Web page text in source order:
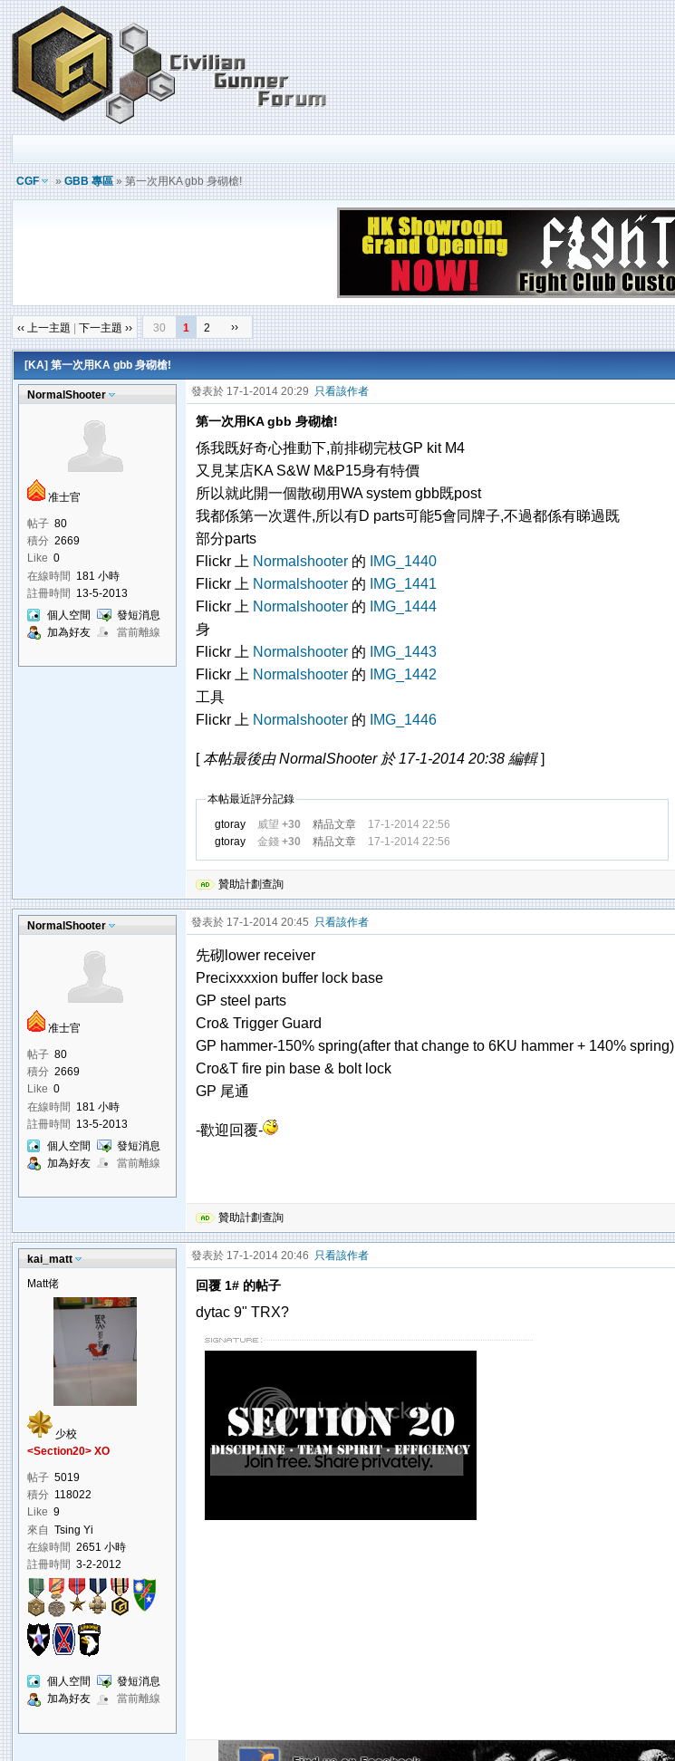
CGF »GBB 專區» 第一次用KA gbb 身砌槍!
‹‹ 上一主題 |下一主題 ›› 30 1 2 ››
[KA] 第一次用KA gbb 身砌槍!
NormalShooter
准士官
帖子 80
積分 2669
Like 0
在線時間 181 小時
註冊時間 13-5-2013
個人空間
發短消息
加為好友
當前離線
發表於 17-1-2014 20:29 只看該作者
第一次用KA gbb 身砌槍!
係我既好奇心推動下,前排砌完枝GP kit M4
又見某店KA S&W M&P15身有特價
所以就此開一個散砌用WA system gbb既post
我都係第一次選件,所以有D parts可能5會同牌子,不過都係有睇過既
部分parts
Flickr 上 Normalshooter 的
IMG_1440
Flickr 上 Normalshooter 的
IMG_1441
Flickr 上 Normalshooter 的
IMG_1444
身
Flickr 上 Normalshooter 的
IMG_1443
Flickr 上 Normalshooter 的
IMG_1442
工具
Flickr 上 Normalshooter 的 IMG_1446
[本帖最後由 NormalShooter 於 17-1-2014 20:38 編輯]
本帖最近評分記錄
gtoray
威望+30 精品文章
17-1-2014 22:56
gtoray
金錢+30 精品文章 17-1-2014 22:56
贊助計劃查詢
NormalShooter
准士官
帖子 80
積分 2669
Like 0
在線時間 181 小時
註冊時間 13-5-2013
個人空間
發短消息
加為好友
當前離線
發表於 17-1-2014 20:45 只看該作者
先砌lower receiver
Precixxxxion buffer lock base
GP steel parts
Cro& Trigger Guard
GP hammer-150% spring(after that change to 6KU hammer + 140% spring)
Cro&T fire pin base & bolt lock
GP 尾通
-歡迎回覆-
贊助計劃查詢
kai_matt
Matt佬
少校
<Section20> XO
帖子 5019
積分 118022
Like 9
來自
Tsing Yi
在線時間 2651 小時
註冊時間
3-2-2012
個人空間
發短消息
加為好友
當前離線
發表於 17-1-2014 20:46 只看該作者
回覆 1# 的帖子
dytac 9" TRX?